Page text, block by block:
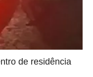
de residência